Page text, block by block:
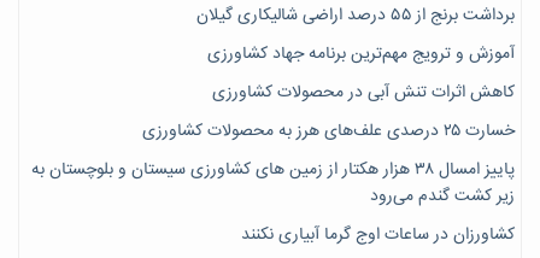
برداشت برنج از ۵۵ درصد اراضی شالیکاری گیلان
آموزش و ترویج مهم‌ترین برنامه جهاد کشاورزی
کاهش اثرات تنش آبی در محصولات کشاورزی
خسارت ۲۵ درصدی علف‌های هرز به محصولات کشاورزی
پاییز امسال ۳۸ هزار هکتار از زمین های کشاورزی سیستان و بلوچستان به
زیر کشت گندم می‌رود
کشاورزان در ساعات اوج گرما آبیاری نکنند